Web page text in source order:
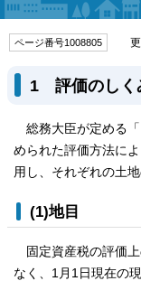
ページ番号1008805 更
1 評価のしく
総務大臣が定める「
められた評価方法に
用し、それぞれの土
(1)地目
固定資産税の評価上
なく、1月1日現在の